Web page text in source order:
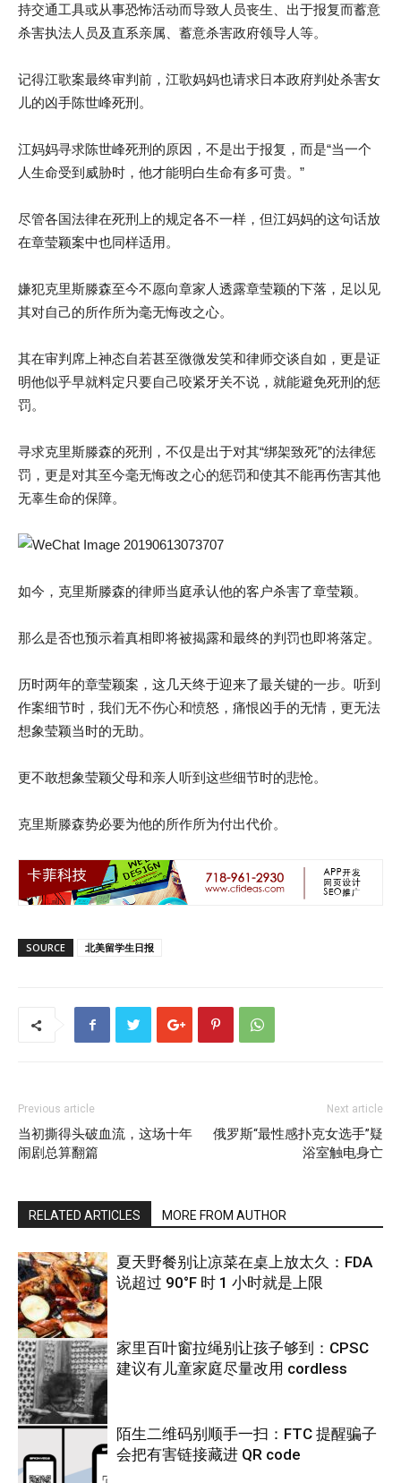
持交通工具或从事恐怖活动而导致人员丧生、出于报复而蓄意
杀害执法人员及直系亲属、蓄意杀害政府领导人等。
记得江歌案最终审判前，江歌妈妈也请求日本政府判处杀害女
儿的凶手陈世峰死刑。
江妈妈寻求陈世峰死刑的原因，不是出于报复，而是“当一个
人生命受到威胁时，他才能明白生命有多可贵。”
尽管各国法律在死刑上的规定各不一样，但江妈妈的这句话放
在章莹颖案中也同样适用。
嫌犯克里斯滕森至今不愿向章家人透露章莹颖的下落，足以见
其对自己的所作所为毫无悔改之心。
其在审判席上神态自若甚至微微发笑和律师交谈自如，更是证
明他似乎早就料定只要自己咬紧牙关不说，就能避免死刑的惩
罚。
寻求克里斯滕森的死刑，不仅是出于对其“绑架致死”的法律惩
罚，更是对其至今毫无悔改之心的惩罚和使其不能再伤害其他
无辜生命的保障。
如今，克里斯滕森的律师当庭承认他的客户杀害了章莹颖。
那么是否也预示着真相即将被揭露和最终的判罚也即将落定。
历时两年的章莹颖案，这几天终于迎来了最关键的一步。听到
作案细节时，我们无不伤心和愤怒，痛恨凶手的无情，更无法
想象莹颖当时的无助。
更不敢想象莹颖父母和亲人听到这些细节时的悲怆。
克里斯滕森势必要为他的所作所为付出代价。
SOURCE 北美留学生日报
Previous article
当初撕得头破血流，这场十年
闹剧总算翻篇
Next article
俄罗斯“最性感扑克女选手”疑
浴室触电身亡
RELATED ARTICLES MORE FROM AUTHOR
热点
夏天野餐别让凉菜在桌上放太久：FDA
说超过 90°F 时 1 小时就是上限
热点
家里百叶窗拉绳别让孩子够到：CPSC
建议有儿童家庭尽量改用 cordless
陌生二维码别顺手一扫：FTC 提醒骗子
会把有害链接藏进 QR code